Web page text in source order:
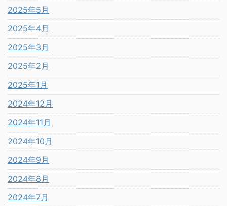
2025年5月
2025年4月
2025年3月
2025年2月
2025年1月
2024年12月
2024年11月
2024年10月
2024年9月
2024年8月
2024年7月